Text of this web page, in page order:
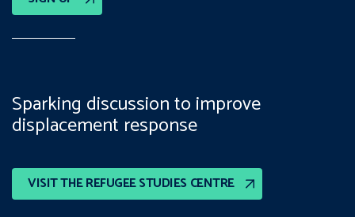
VISIT THE REFUGEE STUDIES CENTRE
Sparking discussion to improve
displacement response